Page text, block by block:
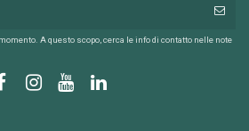
A questo scopo, cerca le info di contatto nelle note